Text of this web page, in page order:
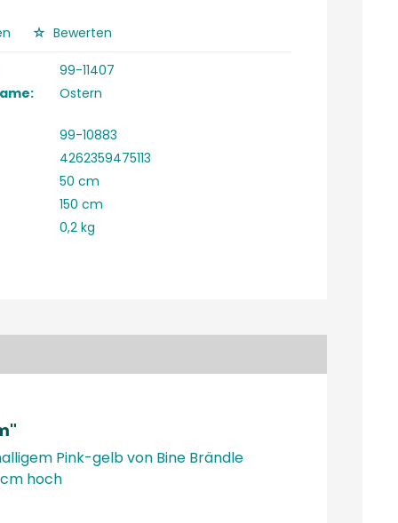
Bewerten
99-11407
Ostern
99-10883
4262359475113
50 cm
150 cm
0,2 kg
Pink-gelbvon Bine Brändle
hoch